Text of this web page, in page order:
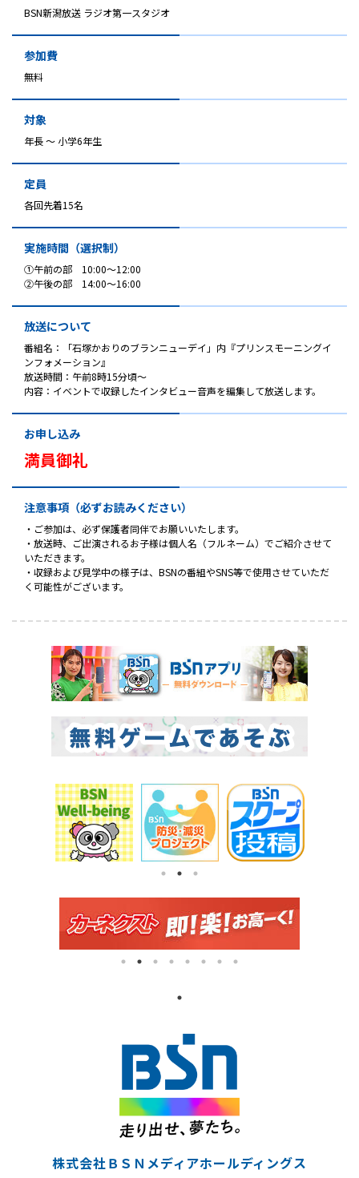
BSN新潟放送 ラジオ第一スタジオ
参加費
無料
対象
年長 ～ 小学6年生
定員
各回先着15名
実施時間（選択制）
①午前の部 10:00～12:00
②午後の部 14:00～16:00
放送について
番組名：「石塚かおりのブランニューデイ」内『プリンスモーニングイ
ンフォメーション』
放送時間：午前8時15分頃～
内容：イベントで収録したインタビュー音声を編集して放送します。
お申し込み
満員御礼
注意事項（必ずお読みください）
・ご参加は、必ず保護者同伴でお願いいたします。
・放送時、ご出演されるお子様は個人名（フルネーム）でご紹介させて
いただきます。
・収録および見学中の様子は、BSNの番組やSNS等で使用させていただ
く可能性がございます。
株式会社ＢＳＮメディアホールディングス